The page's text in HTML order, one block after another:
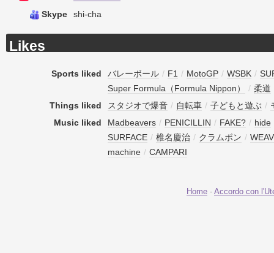
Skype
shi-cha
Likes
Sports liked バレーボール / F1 / MotoGP / WSBK /
Super Formula（Formula Nippon）
/ 柔道
Things liked
スタジオで爆音 / 自転車 / 子どもと遊ぶ /
Music liked
Madbeavers / PENICILLIN / FAKE? / hide
SURFACE / 椎名慶治 / クラムボン /
machine / CAMPARI
Home - Accordo con